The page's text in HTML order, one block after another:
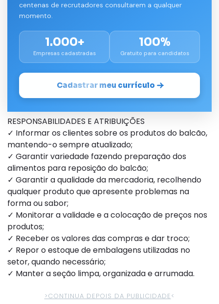
centenas de recrutadores consultarem a qualquer
momento.
1.000+
Empresas cadastradas
100%
Gratuito para candidatos
Cadastrar meu currículo
RESPONSABILIDADES E ATRIBUIÇÕES
✓ Informar os clientes sobre os produtos do balcão,
mantendo-o sempre atualizado;
✓ Garantir variedade fazendo preparação dos
alimentos para reposição do balcão;
✓ Garantir a qualidade da mercadoria, recolhendo
qualquer produto que apresente problemas na
forma ou sabor;
✓ Monitorar a validade e a colocação de preços nos
produtos;
✓ Receber os valores das compras e dar troco;
✓ Repor o estoque de embalagens utilizadas no
setor, quando necessário;
✓ Manter a seção limpa, organizada e arrumada.
>CONTINUA DEPOIS DA PUBLICIDADE<